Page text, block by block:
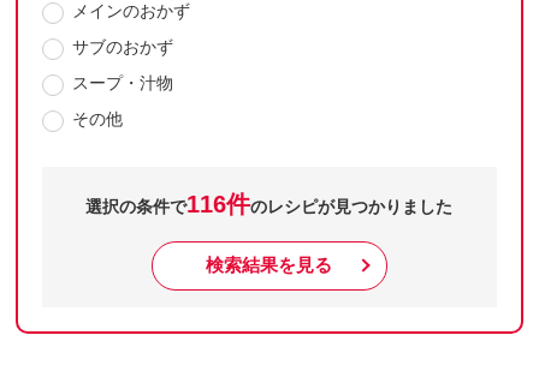
メインのおかず
サブのおかず
スープ・汁物
その他
選択の条件で116件のレシピが見つかりました
検索結果を見る